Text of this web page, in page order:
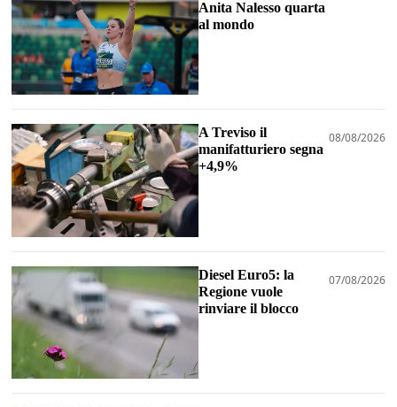
Anita Nalesso quarta
al mondo
A Treviso il
manifatturiero segna
+4,9%
08/08/2026
Diesel Euro5: la
Regione vuole
rinviare il blocco
07/08/2026